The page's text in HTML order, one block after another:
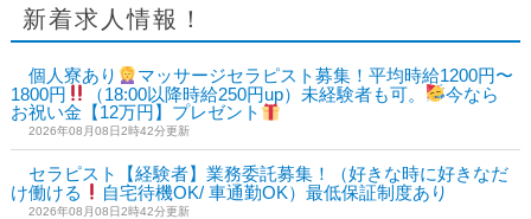
新着求人情報！
個人寮あり
マッサージセラピスト募集！平均時給1200円〜
1800円
（18:00以降時給250円up）未経験者も可。
今なら
お祝い金【12万円】プレゼント
2026年08月08日2時42分更新
セラピスト【経験者】業務委託募集！（好きな時に好きなだ
け働ける
自宅待機OK/ 車通勤OK）最低保証制度あり
2026年08月08日2時42分更新